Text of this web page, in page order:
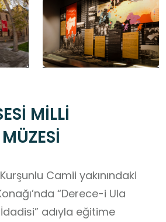
MİLLİ
Camii yakınındaki
“Derece-i Ula
adıyla eğitime